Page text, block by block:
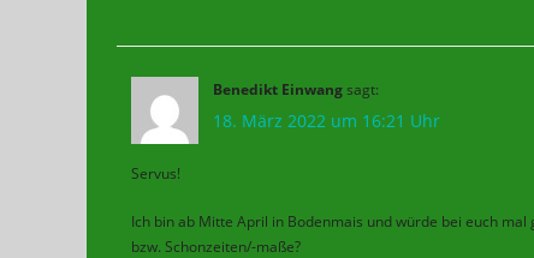
Benedikt Einwangsagt:
18. März 2022 um 16:21 Uhr
Servus!
Ich bin ab Mitte April in Bodenmais und würde bei euch
bzw. Schonzeiten/-maße?